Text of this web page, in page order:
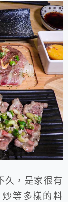
久，是家很有
等多樣的料